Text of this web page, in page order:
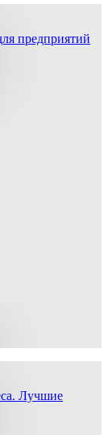
предприятий
Лучшие